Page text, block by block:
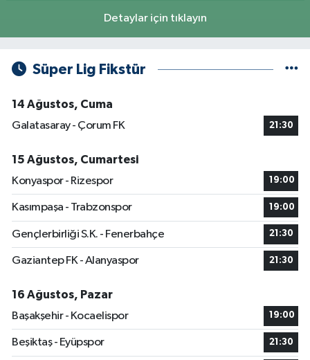
Detaylar için tıklayın
Süper Lig Fikstür
14 Ağustos, Cuma
Galatasaray - Çorum FK
21:30
15 Ağustos, Cumartesi
Konyaspor - Rizespor
19:00
Kasımpaşa - Trabzonspor 19:00
Gençlerbirliği S.K. - Fenerbahçe 21:30
Gaziantep FK - Alanyaspor 21:30
16 Ağustos, Pazar
Başakşehir - Kocaelispor
19:00
Beşiktaş - Eyüpspor 21:30